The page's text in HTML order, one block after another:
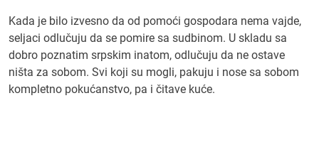
Kada je bilo izvesno da od pomoći gospodara nema vajde,
seljaci odlučuju da se pomire sa sudbinom. U skladu sa
dobro poznatim srpskim inatom, odlučuju da ne ostave
ništa za sobom. Svi koji su mogli, pakuju i nose sa sobom
kompletno pokućanstvo, pa i čitave kuće.